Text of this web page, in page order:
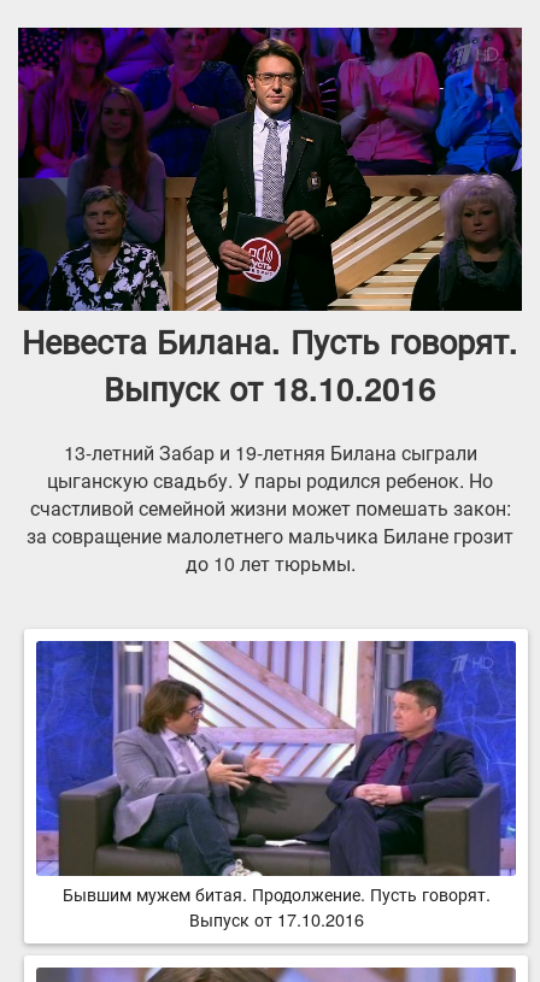
Невеста Билана. Пусть говорят.
Выпуск от 18.10.2016
13-летний Забар и 19-летняя Билана сыграли
цыганскую свадьбу. У пары родился ребенок. Но
счастливой семейной жизни может помешать закон:
за совращение малолетнего мальчика Билане грозит
до 10 лет тюрьмы.
Бывшим мужем битая. Продолжение. Пусть говорят.
Выпуск от 17.10.2016